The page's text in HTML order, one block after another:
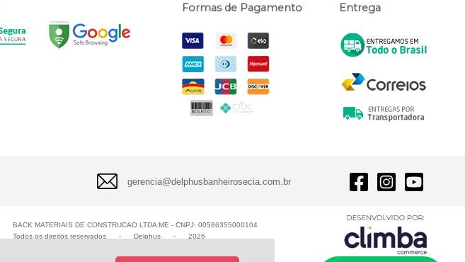
Formas de Pagamento Entrega
gerencia@delphusbanheirosecia.com.br
BACK MATERIAIS DE CONSTRUCAO LTDA ME - CNPJ: 00586355000104
Todos os direitos reservados
- Delphus - 2026